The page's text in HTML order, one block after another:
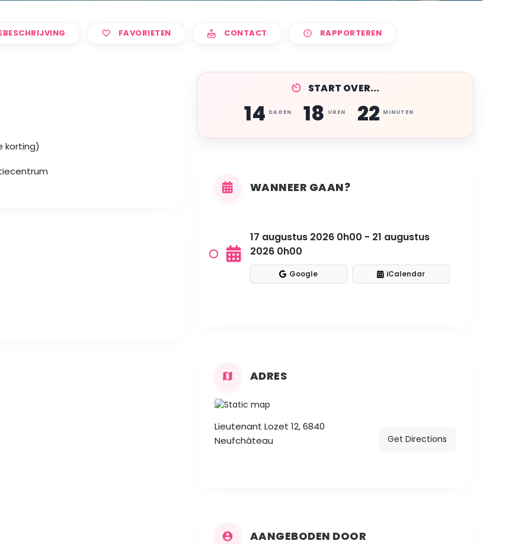
FAVORIETEN CONTACT RAPPORTEREN
korting)
START OVER...
14 DAGEN 18 UREN 22 MINUTEN
WANNEER GAAN?
17 augustus 2026 0h00 - 21 augustus
2026 0h00
Google iCalendar
ADRES
Lieutenant Lozet 12, 6840
Neufchâteau
Get Directions
AANGEBODEN DOOR